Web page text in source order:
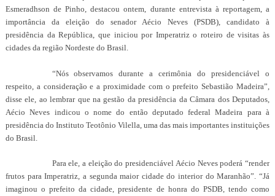
Esmeradhson de Pinho, destacou ontem, durante entrevista à reportagem, a
importância da eleição do senador Aécio Neves (PSDB), candidato à
presidência da República, que iniciou por Imperatriz o roteiro de visitas às
cidades da região Nordeste do Brasil.
“Nós observamos durante a cerimônia do presidenciável o
respeito, a consideração e a proximidade com o prefeito Sebastião Madeira”,
disse ele, ao lembrar que na gestão da presidência da Câmara dos Deputados,
Aécio Neves indicou o nome do então deputado federal Madeira para à
presidência do Instituto Teotônio Vilella, uma das mais importantes instituições
do Brasil.
Para ele, a eleição do presidenciável Aécio Neves poderá “render
frutos para Imperatriz, a segunda maior cidade do interior do Maranhão”. “Já
imaginou o prefeito da cidade, presidente de honra do PSDB, tendo como